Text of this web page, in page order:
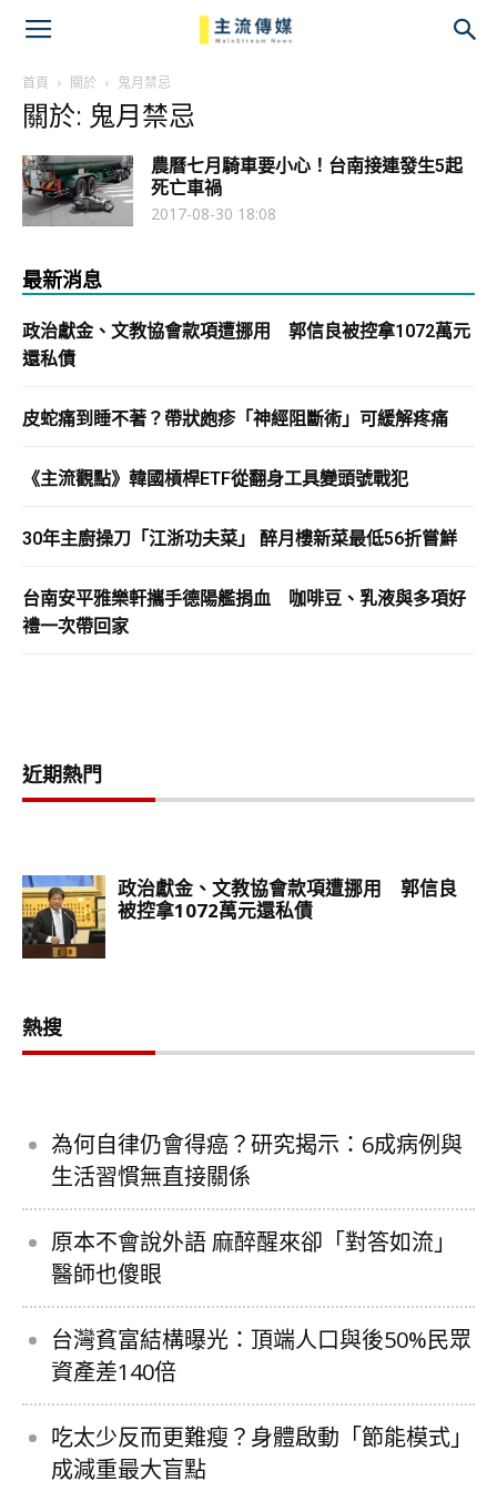
首頁 關於 鬼月禁忌
關於: 鬼月禁忌
農曆七月騎車要小心！台南接連發生5起
死亡車禍
2017-08-30 18:08
最新消息
政治獻金、文教協會款項遭挪用 郭信良被控拿1072萬元
還私債
皮蛇痛到睡不著？帶狀皰疹「神經阻斷術」可緩解疼痛
《主流觀點》韓國槓桿ETF從翻身工具變頭號戰犯
30年主廚操刀「江浙功夫菜」 醉月樓新菜最低56折嘗鮮
台南安平雅樂軒攜手德陽艦捐血 咖啡豆、乳液與多項好
禮一次帶回家
近期熱門
熱搜
為何自律仍會得癌？研究揭示：6成病例與
生活習慣無直接關係
原本不會說外語 麻醉醒來卻「對答如流」
醫師也傻眼
台灣貧富結構曝光：頂端人口與後50%民眾
資產差140倍
吃太少反而更難瘦？身體啟動「節能模式」
成減重最大盲點